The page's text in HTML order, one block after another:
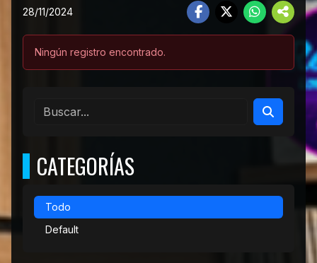
28/11/2024
Ningún registro encontrado.
CATEGORÍAS
Todo
Default